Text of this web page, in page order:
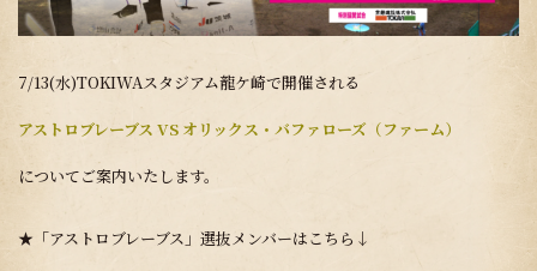
7/13(水)TOKIWAスタジアム龍ケ崎で開催される
アストロブレーブス VS オリックス・バファローズ（ファーム）
についてご案内いたします。
★「アストロブレーブス」選抜メンバーはこちら↓